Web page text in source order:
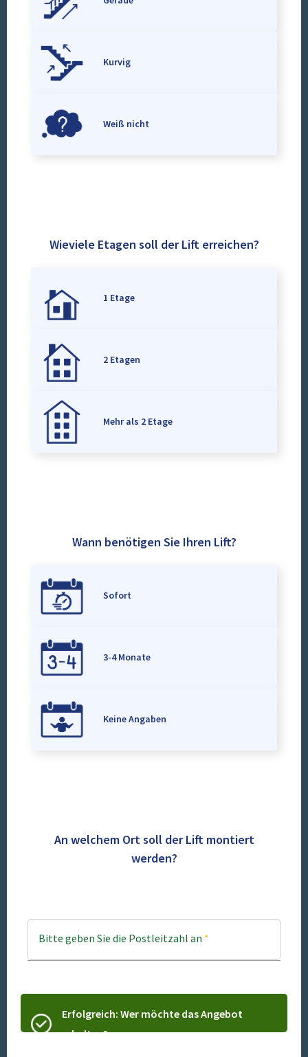
Kurvig
Weiß nicht
Wieviele Etagen soll der Lift erreichen?
1 Etage
2 Etagen
Mehr als 2 Etage
Wann benötigen Sie Ihren Lift?
Sofort
3-4 Monate
Keine Angaben
An welchem Ort soll der Lift montiert
werden?
Bitte geben Sie die Postleitzahl an *
Erfolgreich: Wer möchte das Angebot
erhalten?